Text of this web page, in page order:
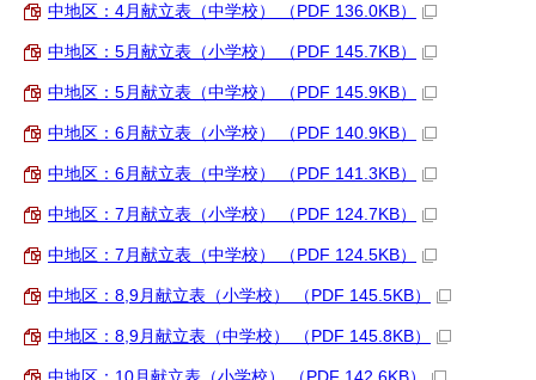
中地区：4月献立表（中学校） （PDF 136.0KB）
中地区：5月献立表（小学校） （PDF 145.7KB）
中地区：5月献立表（中学校） （PDF 145.9KB）
中地区：6月献立表（小学校） （PDF 140.9KB）
中地区：6月献立表（中学校） （PDF 141.3KB）
中地区：7月献立表（小学校） （PDF 124.7KB）
中地区：7月献立表（中学校） （PDF 124.5KB）
中地区：8,9月献立表（小学校） （PDF 145.5KB）
中地区：8,9月献立表（中学校） （PDF 145.8KB）